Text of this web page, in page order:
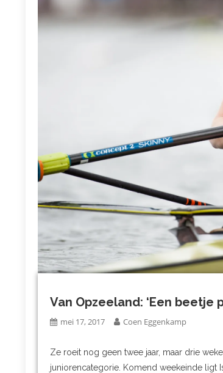
Van Opzeeland: ‘Een beetje
mei 17, 2017 Coen Eggenkamp
Ze roeit nog geen twee jaar, maar drie
juniorencategorie. Komend weekeinde ligt